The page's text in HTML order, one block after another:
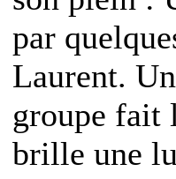
par
Laurent.
groupe fait
brille une